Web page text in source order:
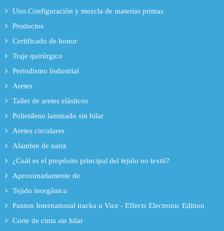
Uno.Configuración y mezcla de materias primas
Productos
Certificado de honor
Traje quirúrgico
Periodismo Industrial
Aretes
Taller de aretes elásticos
Polietileno laminado sin hilar
Aretes circulares
Alambre de nariz
¿Cuál es el propósito principal del tejido no textil?
Aproximadamente de
Tejido inorgánico
Panton International tracka u Vice - Effects Electronic Edition
Corte de cinta sin hilar